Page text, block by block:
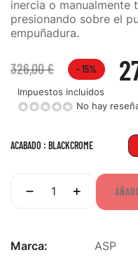
inercia o manualmente
presionando sobre el
empuñadura.
326,00 € - 15%
Impuestos incluidos
No hay
ACABADO : BLACKCROME
Marca: ASP